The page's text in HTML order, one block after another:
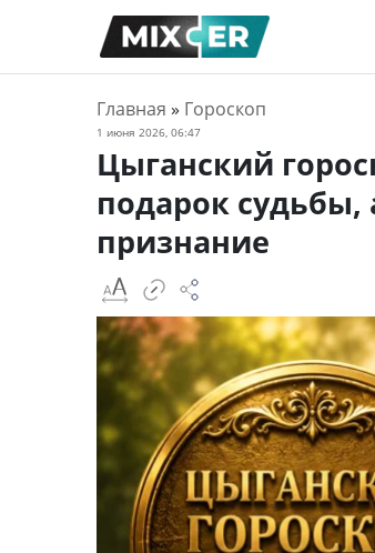
Главная » Гороскоп
1 июня 2026, 06:47
Цыганский
подарок
признание